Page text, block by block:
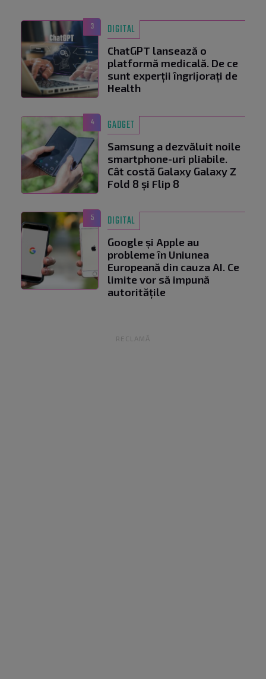
3 DIGITAL
ChatGPT lansează o
platformă medicală. De ce
sunt experții îngrijorați de
Health
4 GADGET
Samsung a dezvăluit noile
smartphone-uri pliabile.
Cât costă Galaxy Galaxy Z
Fold 8 și Flip 8
5 DIGITAL
Google și Apple au
probleme în Uniunea
Europeană din cauza AI. Ce
limite vor să impună
autoritățile
RECLAMĂ